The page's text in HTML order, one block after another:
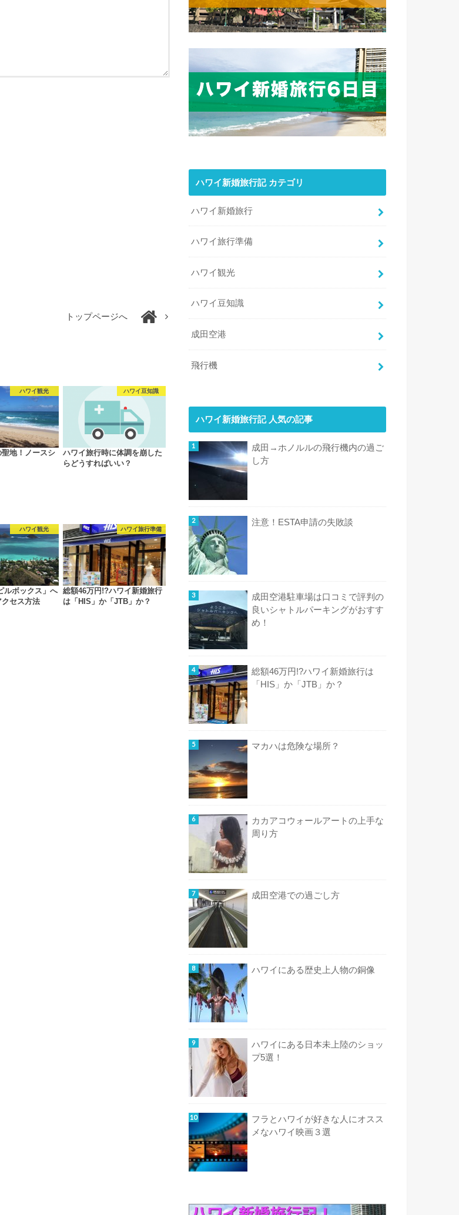
トップページへ
ハワイ観光
地！ノースシ
ハワイ豆知識
ハワイ旅行時に体調を崩した
らどうすればいい？
ハワイ観光
ルボックス」へ
セス方法
ハワイ旅行準備
総額46万円!?ハワイ新婚旅行
は「HIS」か「JTB」か？
ハワイ新婚旅行記 カテゴリ
ハワイ新婚旅行
ハワイ旅行準備
ハワイ観光
ハワイ豆知識
成田空港
飛行機
ハワイ新婚旅行記 人気の記事
成田→ホノルルの飛行機内の過ご
し方
注意！ESTA申請の失敗談
成田空港駐車場は口コミで評判の
良いシャトルパーキングがおすす
め！
総額46万円!?ハワイ新婚旅行は
「HIS」か「JTB」か？
マカハは危険な場所？
カカアコウォールアートの上手な
周り方
成田空港での過ごし方
ハワイにある歴史上人物の銅像
ハワイにある日本未上陸のショッ
プ5選！
フラとハワイが好きな人にオスス
メなハワイ映画３選